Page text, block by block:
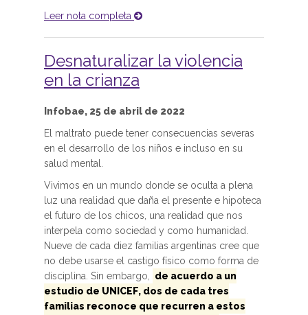
Leer nota completa
Desnaturalizar la violencia
en la crianza
Infobae, 25 de abril de 2022
El maltrato puede tener consecuencias severas
en el desarrollo de los niños e incluso en su
salud mental.
Vivimos en un mundo donde se oculta a plena
luz una realidad que daña el presente e hipoteca
el futuro de los chicos, una realidad que nos
interpela como sociedad y como humanidad.
Nueve de cada diez familias argentinas cree que
no debe usarse el castigo físico como forma de
disciplina. Sin embargo,
de acuerdo a un
estudio de UNICEF, dos de cada tres
familias reconoce que recurren a estos